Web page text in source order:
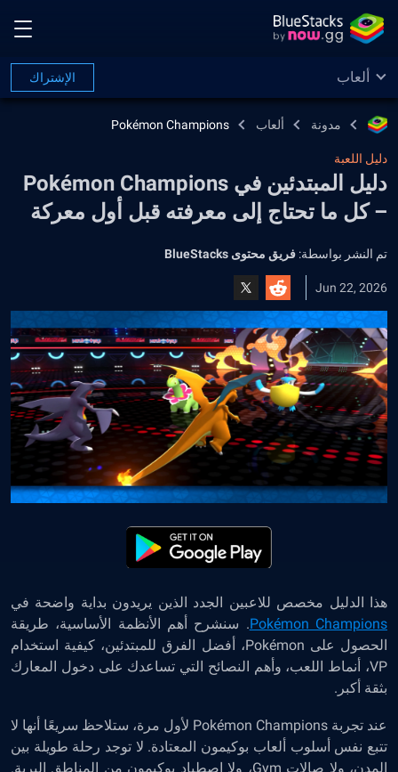
ألعاب الإشتراك
مدونة ألعاب Pokémon Champions
دليل اللعبة
دليل المبتدئين في Pokémon Champions
– كل ما تحتاج إلى معرفته قبل أول معركة
تم النشر بواسطة: فريق محتوى BlueStacks
Jun 22, 2026
هذا الدليل مخصص للاعبين الجدد الذين يريدون بداية واضحة في
Pokémon Champions. سنشرح أهم الأنظمة الأساسية، طريقة
الحصول على Pokémon، أفضل الفرق للمبتدئين، كيفية استخدام
VP، أنماط اللعب، وأهم النصائح التي تساعدك على دخول المعارك
بثقة أكبر.
عند تجربة Pokémon Champions لأول مرة، ستلاحظ سريعًا أنها لا
تتبع نفس أسلوب ألعاب بوكيمون المعتادة. لا توجد رحلة طويلة بين
المدن، ولا صالات Gym، ولا اصطياد بوكيمون من المناطق البرية.